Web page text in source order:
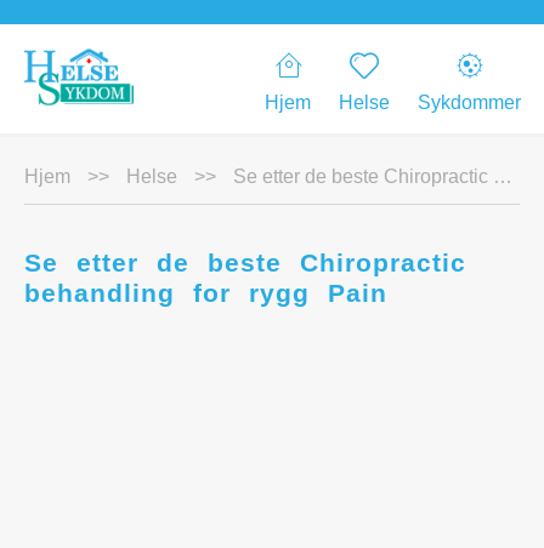
Hjem Helse Sykdommer
Hjem >> Helse >> Se etter de beste Chiropractic behandling for rygg Pain
Se etter de beste Chiropractic
behandling for rygg Pain